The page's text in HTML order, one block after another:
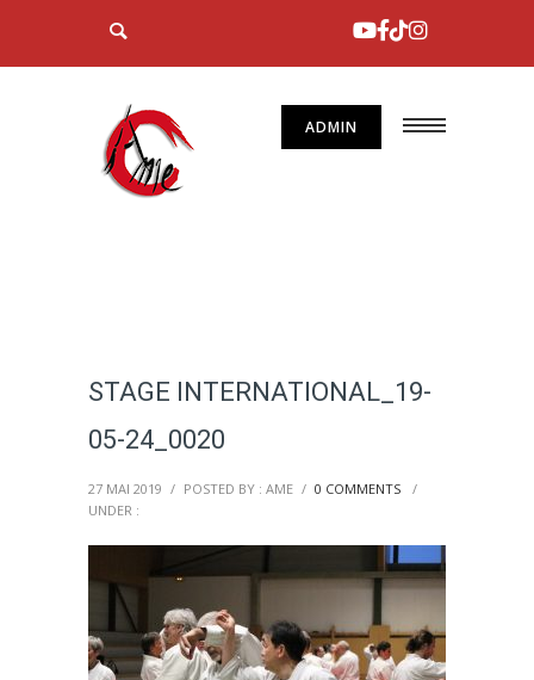
ADMIN
STAGE INTERNATIONAL_19-
05-24_0020
27 MAI 2019 / POSTED BY : AME / 0 COMMENTS
/
UNDER :